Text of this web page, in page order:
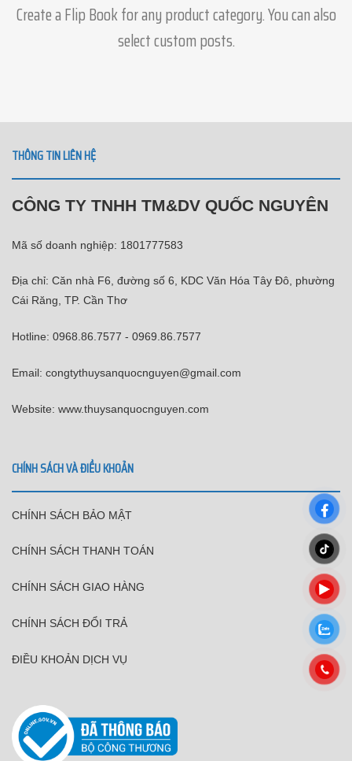
Create a Flip Book for any product category. You can also
select custom posts.
THÔNG TIN LIÊN HỆ
CÔNG TY TNHH TM&DV QUỐC NGUYÊN
Mã số doanh nghiệp: 1801777583
Địa chỉ: Căn nhà F6, đường số 6, KDC Văn Hóa Tây Đô, phường
Cái Răng, TP. Cần Thơ
Hotline: 0968.86.7577 - 0969.86.7577
Email: congtythuysanquocnguyen@gmail.com
Website: www.thuysanquocnguyen.com
CHÍNH SÁCH VÀ ĐIỀU KHOẢN
CHÍNH SÁCH BẢO MẬT
CHÍNH SÁCH THANH TOÁN
CHÍNH SÁCH GIAO HÀNG
CHÍNH SÁCH ĐỔI TRẢ
ĐIỀU KHOẢN DỊCH VỤ